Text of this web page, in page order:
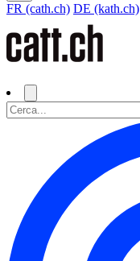
FR (cath.ch) DE (kath.ch)